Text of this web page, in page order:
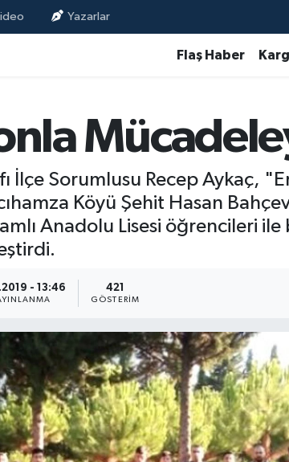
Yazarlar
Flaş Haber
İlçe Sorumlusu Recep Aykaç,
Köyü Şehit Hasan
Anadolu Lisesi öğrencileri
- 13:46 421
GÖSTERIM